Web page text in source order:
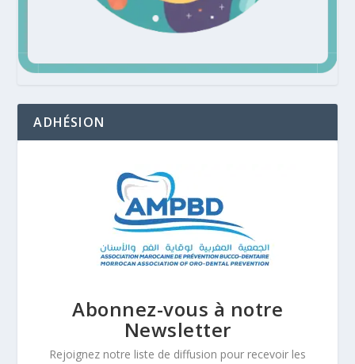
ADHÉSION
Abonnez-vous à notre
Newsletter
Rejoignez notre liste de diffusion pour recevoir les